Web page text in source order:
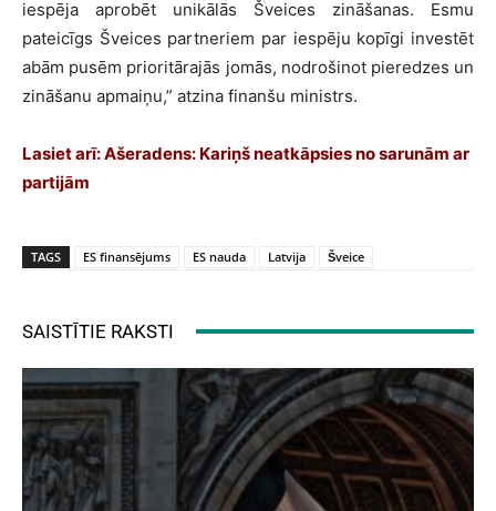
iespēja aprobēt unikālās Šveices zināšanas. Esmu
pateicīgs Šveices partneriem par iespēju kopīgi investēt
abām pusēm prioritārajās jomās, nodrošinot pieredzes un
zināšanu apmaiņu,” atzina finanšu ministrs.
Lasiet arī:Ašeradens: Kariņš neatkāpsies no sarunām ar
partijām
TAGS ES finansējums ES nauda Latvija Šveice
SAISTĪTIE RAKSTI